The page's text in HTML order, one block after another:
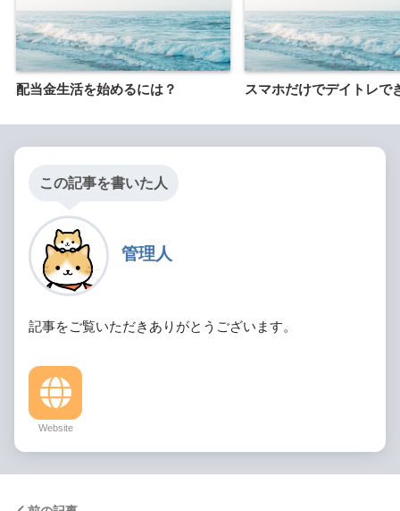
配当金生活を始めるには？ スマホだけでデイトレで
この記事を書いた人
管理人
記事をご覧いただきありがとうございます。
Website